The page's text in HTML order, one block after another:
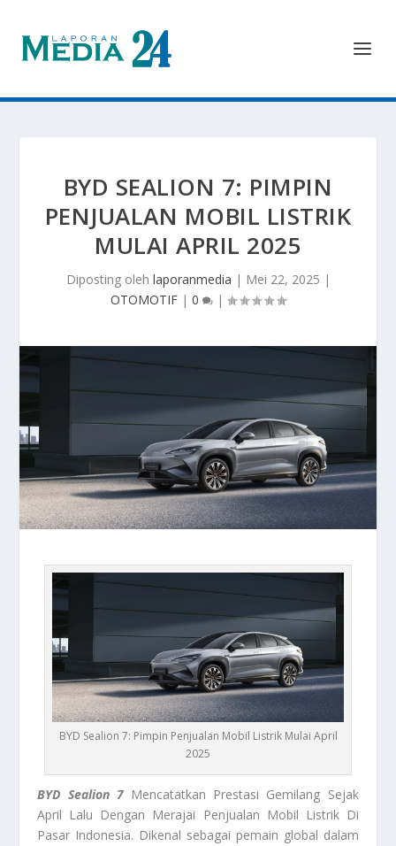
BYD SEALION 7: PIMPIN
PENJUALAN MOBIL LISTRIK
MULAI APRIL 2025
Diposting oleh laporanmedia | Mei 22, 2025 |
OTOMOTIF | 0 |
BYD Sealion 7: Pimpin Penjualan Mobil Listrik Mulai April
2025
BYD Sealion 7 Mencatatkan Prestasi Gemilang Sejak
April Lalu Dengan Merajai Penjualan Mobil Listrik Di
Pasar Indonesia. Dikenal sebagai pemain global dalam